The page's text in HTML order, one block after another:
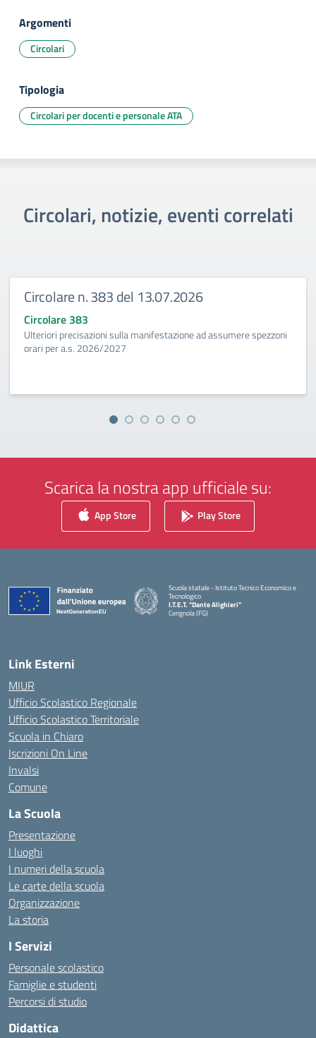
Argomenti
Circolari
Tipologia
Circolari per docenti e personale ATA
Circolari, notizie, eventi correlati
Circolare n. 383 del 13.07.2026
Circolare 383
Ulteriori precisazioni sulla manifestazione ad assumere spezzoni
orari per a.s. 2026/2027
Scarica la nostra app ufficiale su:
App Store Play Store
Scuola statale - Istituto Tecnico Economico e
Tecnologico
I.T.E.T. "Dante Alighieri"
Cerignola (FG)
— Visita la pagina iniziale della scuola
Link Esterni
MIUR
Ufficio Scolastico Regionale
Ufficio Scolastico Territoriale
Scuola in Chiaro
Iscrizioni On Line
Invalsi
Comune
La Scuola
Presentazione
I luoghi
I numeri della scuola
Le carte della scuola
Organizzazione
La storia
I Servizi
Personale scolastico
Famiglie e studenti
Percorsi di studio
Didattica